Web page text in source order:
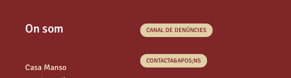
On som
Casa Manso
CANAL DE DENÚNCIES
CONTACTA&APOS;NS